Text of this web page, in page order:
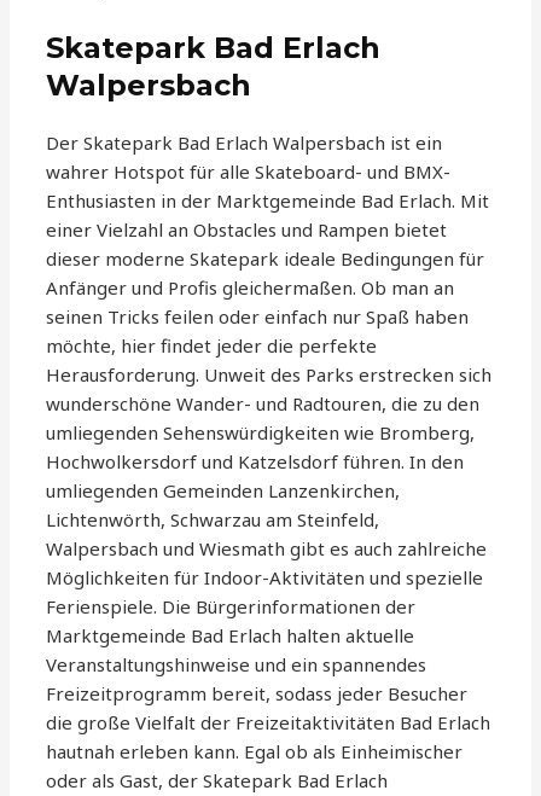
Skatepark Bad Erlach
Walpersbach
Der Skatepark Bad Erlach Walpersbach ist ein
wahrer Hotspot für alle Skateboard- und BMX-
Enthusiasten in der Marktgemeinde Bad Erlach. Mit
einer Vielzahl an Obstacles und Rampen bietet
dieser moderne Skatepark ideale Bedingungen für
Anfänger und Profis gleichermaßen. Ob man an
seinen Tricks feilen oder einfach nur Spaß haben
möchte, hier findet jeder die perfekte
Herausforderung. Unweit des Parks erstrecken sich
wunderschöne Wander- und Radtouren, die zu den
umliegenden Sehenswürdigkeiten wie Bromberg,
Hochwolkersdorf und Katzelsdorf führen. In den
umliegenden Gemeinden Lanzenkirchen,
Lichtenwörth, Schwarzau am Steinfeld,
Walpersbach und Wiesmath gibt es auch zahlreiche
Möglichkeiten für Indoor-Aktivitäten und spezielle
Ferienspiele. Die Bürgerinformationen der
Marktgemeinde Bad Erlach halten aktuelle
Veranstaltungshinweise und ein spannendes
Freizeitprogramm bereit, sodass jeder Besucher
die große Vielfalt der Freizeitaktivitäten Bad Erlach
hautnah erleben kann. Egal ob als Einheimischer
oder als Gast, der Skatepark Bad Erlach